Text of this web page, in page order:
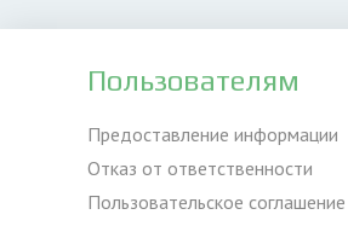
Пользователям
Предоставление информации
Отказ от ответственности
Пользовательское соглашение